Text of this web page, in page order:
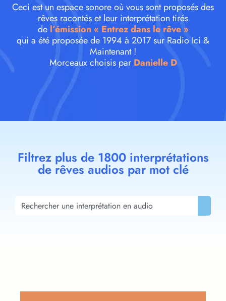
Ceci est un espace sonore où vous sont proposés des
rêves racontés et leur interprétation tirés
de l’émission « Entrez dans le rêve »
qui a été proposée de 1994 à 2017 sur Radio Ici &
Maintenant !
Morceaux choisis par Danielle D
Filtrez plus de 1800 interprétations
de rêves audios par mot clé